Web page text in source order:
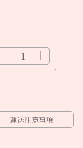
運送注意事項